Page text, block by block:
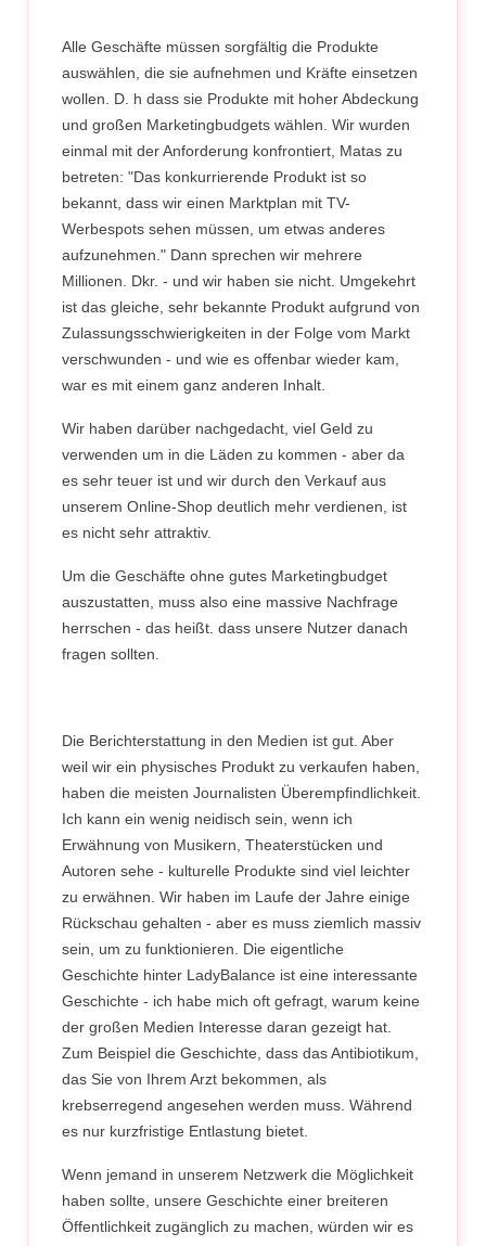
Alle Geschäfte müssen sorgfältig die Produkte
auswählen, die sie aufnehmen und Kräfte einsetzen
wollen. D. h dass sie Produkte mit hoher Abdeckung
und großen Marketingbudgets wählen. Wir wurden
einmal mit der Anforderung konfrontiert, Matas zu
betreten: "Das konkurrierende Produkt ist so
bekannt, dass wir einen Marktplan mit TV-
Werbespots sehen müssen, um etwas anderes
aufzunehmen." Dann sprechen wir mehrere
Millionen. Dkr. - und wir haben sie nicht. Umgekehrt
ist das gleiche, sehr bekannte Produkt aufgrund von
Zulassungsschwierigkeiten in der Folge vom Markt
verschwunden - und wie es offenbar wieder kam,
war es mit einem ganz anderen Inhalt.
Wir haben darüber nachgedacht, viel Geld zu
verwenden um in die Läden zu kommen - aber da
es sehr teuer ist und wir durch den Verkauf aus
unserem Online-Shop deutlich mehr verdienen, ist
es nicht sehr attraktiv.
Um die Geschäfte ohne gutes Marketingbudget
auszustatten, muss also eine massive Nachfrage
herrschen - das heißt. dass unsere Nutzer danach
fragen sollten.
Die Berichterstattung in den Medien ist gut. Aber
weil wir ein physisches Produkt zu verkaufen haben,
haben die meisten Journalisten Überempfindlichkeit.
Ich kann ein wenig neidisch sein, wenn ich
Erwähnung von Musikern, Theaterstücken und
Autoren sehe - kulturelle Produkte sind viel leichter
zu erwähnen. Wir haben im Laufe der Jahre einige
Rückschau gehalten - aber es muss ziemlich massiv
sein, um zu funktionieren. Die eigentliche
Geschichte hinter LadyBalance ist eine interessante
Geschichte - ich habe mich oft gefragt, warum keine
der großen Medien Interesse daran gezeigt hat.
Zum Beispiel die Geschichte, dass das Antibiotikum,
das Sie von Ihrem Arzt bekommen, als
krebserregend angesehen werden muss. Während
es nur kurzfristige Entlastung bietet.
Wenn jemand in unserem Netzwerk die Möglichkeit
haben sollte, unsere Geschichte einer breiteren
Öffentlichkeit zugänglich zu machen, würden wir es